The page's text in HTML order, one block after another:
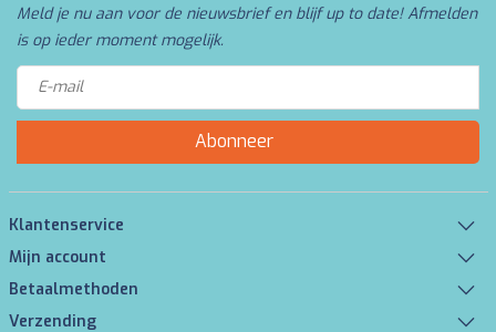
Meld je nu aan voor de nieuwsbrief en blijf up to date! Afmelden
is op ieder moment mogelijk.
Abonneer
Klantenservice
Mijn account
Betaalmethoden
Verzending